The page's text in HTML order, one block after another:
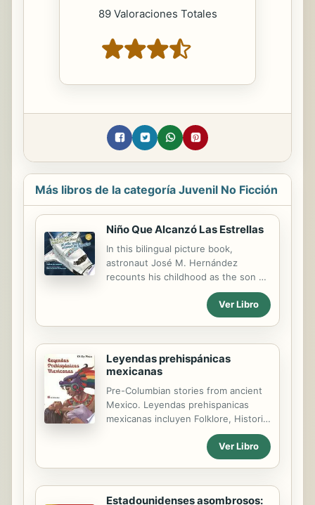
89 Valoraciones Totales
Más libros de la categoría Juvenil No Ficción
Niño Que Alcanzó Las Estrellas
In this bilingual picture book,
astronaut José M. Hernández
recounts his childhood as the son of
Mexican migrant workers and his
life-long dream to travel to the stars.
Ver Libro
Leyendas prehispánicas
mexicanas
Pre-Columbian stories from ancient
Mexico. Leyendas prehispanicas
mexicanas incluyen Folklore, Historia
- Historia General, Historia - Mexico,
No ficcion juvenil, America Latina.
Ver Libro
Estadounidenses asombrosos: